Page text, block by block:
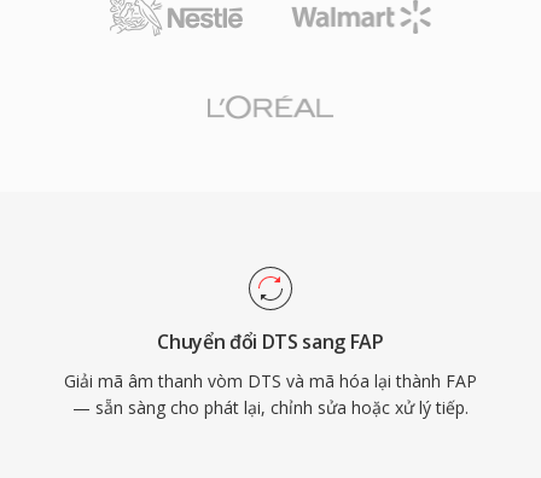
Chuyển đổi DTS sang FAP
Giải mã âm thanh vòm DTS và mã hóa lại thành FAP
— sẵn sàng cho phát lại, chỉnh sửa hoặc xử lý tiếp.